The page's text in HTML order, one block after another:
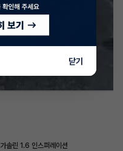
솔린 1.6 인스퍼레이션
닫기